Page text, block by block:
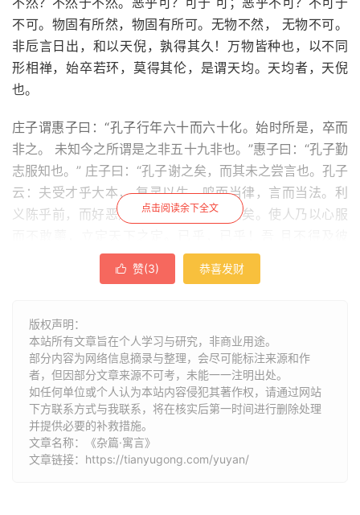
不可。物固有所然，物固有所可。无物不然， 无物不可。
非卮言日出，和以天倪，孰得其久！万物皆种也，以不同
形相禅，始卒若环，莫得其伦，是谓天均。天均者，天倪
也。
庄子谓惠子曰：“孔子行年六十而六十化。始时所是，卒而
非之。 未知今之所谓是之非五十九非也。”惠子曰：“孔子勤
志服知也。” 庄子曰：“孔子谢之矣，而其未之尝言也。孔子
云：夫受才乎大本， 复灵以生。鸣而当律，言而当法。利
义陈乎前，而好恶是非直服人之 口而已矣。使人乃以心服
三千锺 而不洎，吾心悲。”弟子问于仲尼曰：“若参者，可谓
无所县其罪乎 ？”曰：“既已县矣！夫无所县者，可以有哀
乎？彼视三釜、三千锺 ，如观雀蚊虻相过乎前也。”
颜成子游谓东郭子綦曰：“自吾闻子之言，一年而野，二年
而从， 三年而通，四年而物，五年而来，六年而鬼入，七
年而天成，八年而 不知死、不知生，九年而大妙。生有
为，死也。劝公以其私，死也有 自也，而生阳也，无自
点击阅读余下全文
 赞(3) 恭喜发财
版权声明：
本站所有文章旨在个人学习与研究，非商业用途。
部分内容为网络信息摘录与整理，会尽可能标注来源和作
者，但因部分文章来源不可考，未能一一注明出处。
如任何单位或个人认为本站内容侵犯其著作权，请通过网站
下方联系方式与我联系​​，将在核实后第一时间进行删除处理
并提供必要的补救措施。
文章名称：《杂篇·寓言》
文章链接： https://tianyugong.com/yuyan/